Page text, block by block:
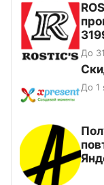
До
До 1